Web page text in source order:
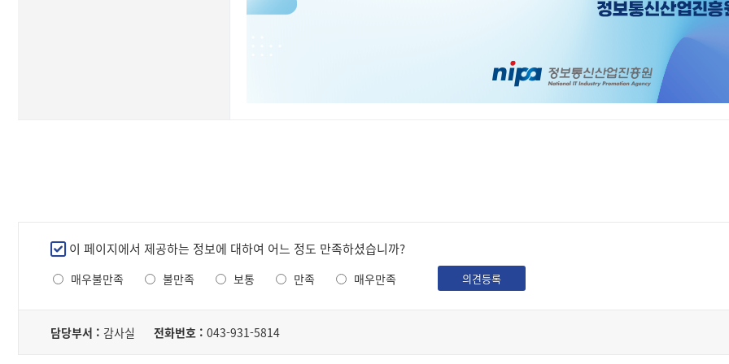
만
족
도
사
이 페이지에서 제공하는 정보에 대하여 어느 정도 만족하셨습니까?
매우불만족 불만족 보통 만족 매우만족 의견등록
담
당
담당부서 : 감사실 전화번호 : 043-931-5814